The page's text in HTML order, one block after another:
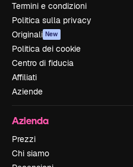
Termini e condizioni
Politica sulla privacy
Originali New
Politica dei cookie
Centro di fiducia
Affiliati
Aziende
Azienda
Prezzi
Chi siamo